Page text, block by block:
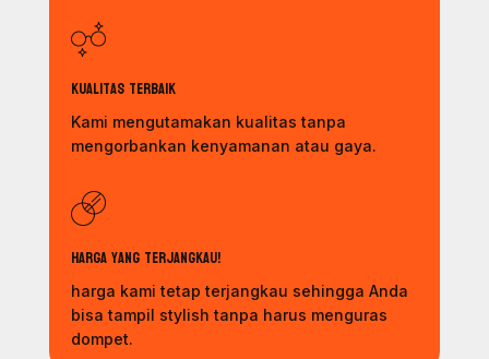
Kualitas Terbaik
Kami mengutamakan kualitas tanpa
mengorbankan kenyamanan atau gaya.
Harga yang Terjangkau!
harga kami tetap terjangkau sehingga Anda
bisa tampil stylish tanpa harus menguras
dompet.